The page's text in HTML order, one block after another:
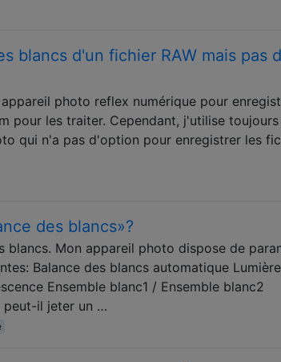
blancs d'un fichier RAW mais pas
photo reflex numérique pour
pour les traiter. Cependant, j'utilise toujours
qui n'a pas d'option pour enregistrer les
des blancs»?
Mon appareil photo dispose de
Balance des blancs automatique
Ensemble blanc1 / Ensemble blanc2
peut-il jeter un …